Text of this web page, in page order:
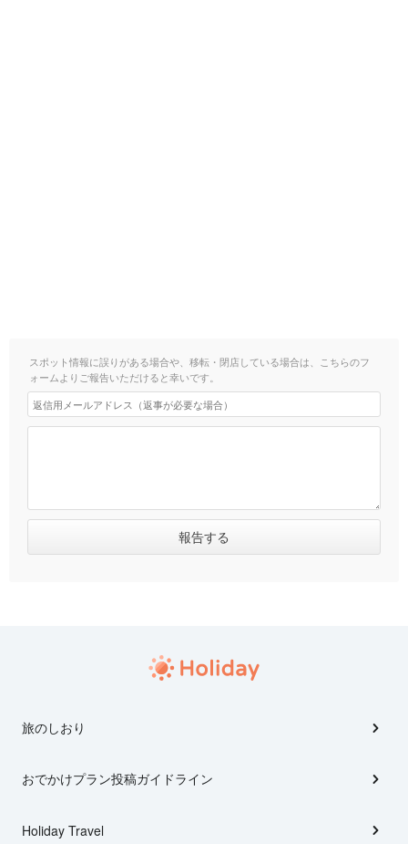
スポット情報に誤りがある場合や、移転・閉店している場合は、こちらのフ
ォームよりご報告いただけると幸いです。
旅のしおり
おでかけプラン投稿ガイドライン
Holiday Travel